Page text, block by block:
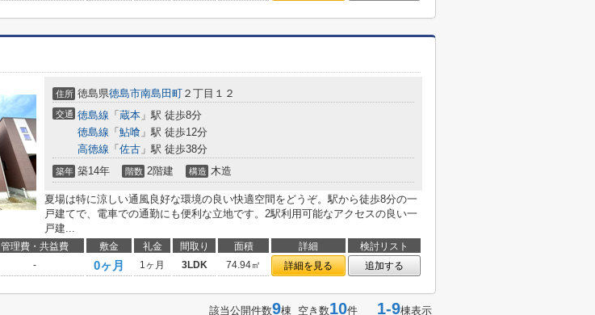
住所 徳島県徳島市南島田町 ２丁目１２
交通 徳島線 「 蔵本 」駅 徒歩8分
徳島線 「 鮎喰 」駅 徒歩12分
高徳線 「 佐古 」駅 徒歩38分
築年 築14年 階数 2階建 構造 木造
夏場は特に涼しい通風良好な環境の良い快適空間をどうぞ。駅から徒歩8分の一
戸建てで、電車での通勤にも便利な立地です。2駅利用可能なアクセスの良い一
戸建...
管理費・共益費 敷金 礼金 間取り 面積 詳細
検討リスト
- 0ヶ月 1ヶ月 3LDK 74.94㎡ 詳細を見る 追加する
該当公開件数9棟 空き数10件 1-9棟表示